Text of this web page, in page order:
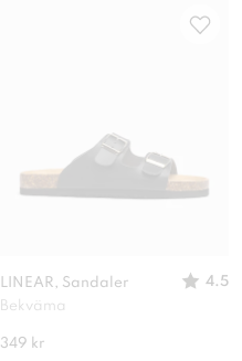
LINEAR, Sandaler
4.5
Bekväma
349 kr